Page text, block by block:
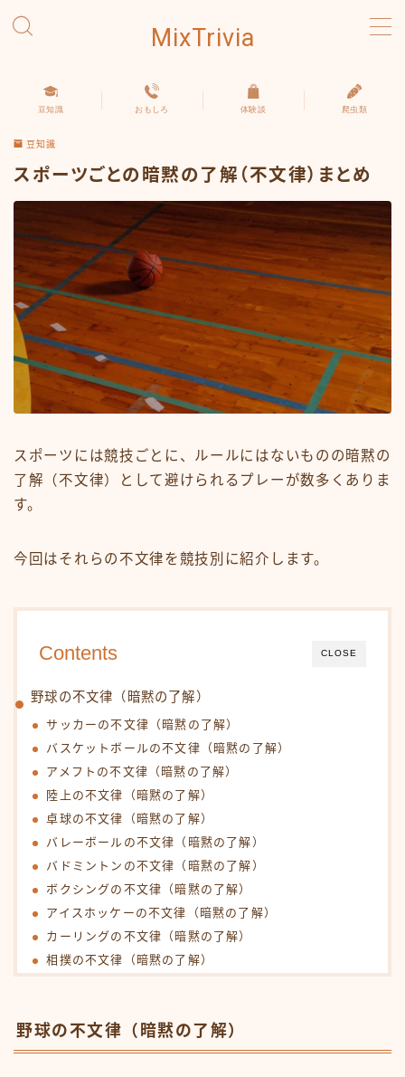
MixTrivia
おもしろ
体験談
爬虫類
豆知識 おもしろ 体験談 爬虫類
豆知識
スポーツごとの暗黙の了解（不文律）まとめ
スポーツには競技ごとに、ルールにはないものの暗黙の
了解（不文律）として避けられるプレーが数多くありま
す。
今回はそれらの不文律を競技別に紹介します。
CLOSE
Contents
野球の不文律（暗黙の了解）
サッカーの不文律（暗黙の了解）
バスケットボールの不文律（暗黙の了解）
アメフトの不文律（暗黙の了解）
陸上の不文律（暗黙の了解）
卓球の不文律（暗黙の了解）
バレーボールの不文律（暗黙の了解）
バドミントンの不文律（暗黙の了解）
ボクシングの不文律（暗黙の了解）
アイスホッケーの不文律（暗黙の了解）
カーリングの不文律（暗黙の了解）
相撲の不文律（暗黙の了解）
野球の不文律（暗黙の了解）